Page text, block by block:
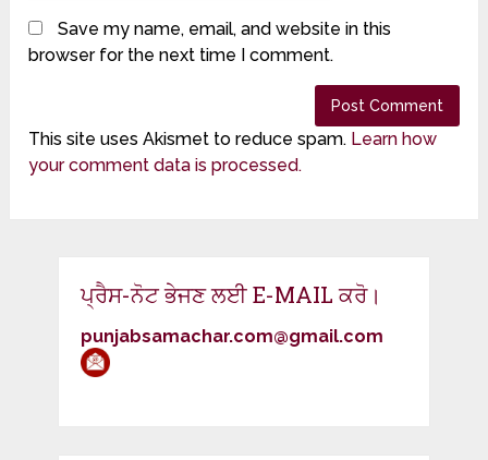
Save my name, email, and website in this
browser for the next time I comment.
This site uses Akismet to reduce spam. Learn how
your comment data is processed.
ਪ੍ਰੈਸ-ਨੋਟ ਭੇਜਣ ਲਈ E-MAIL ਕਰੋ।
punjabsamachar.com@gmail.com